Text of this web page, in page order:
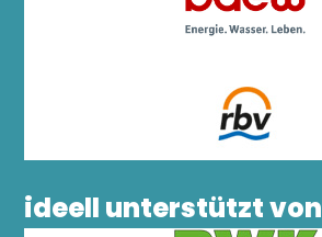
ideell unterstützt von